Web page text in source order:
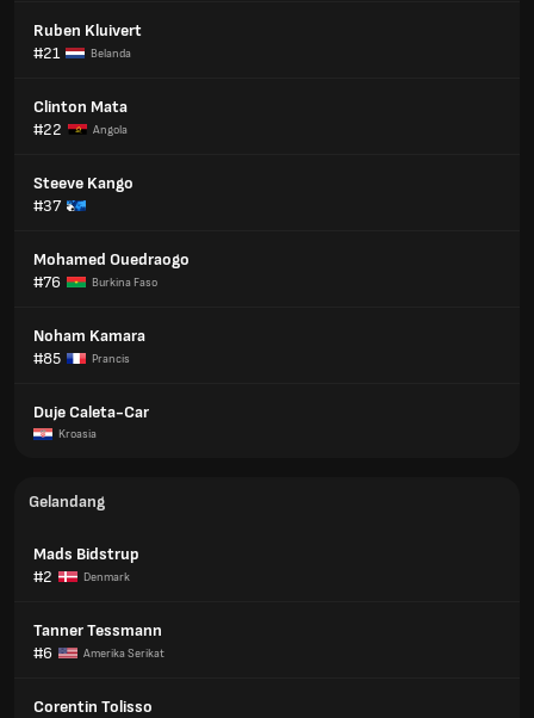
Ruben Kluivert
#21
Belanda
Clinton Mata
#22
Angola
Steeve Kango
#37
Mohamed Ouedraogo
#76
Burkina Faso
Noham Kamara
#85
Prancis
Duje Caleta-Car
Kroasia
Gelandang
Mads Bidstrup
#2
Denmark
Tanner Tessmann
#6
Amerika Serikat
Corentin Tolisso